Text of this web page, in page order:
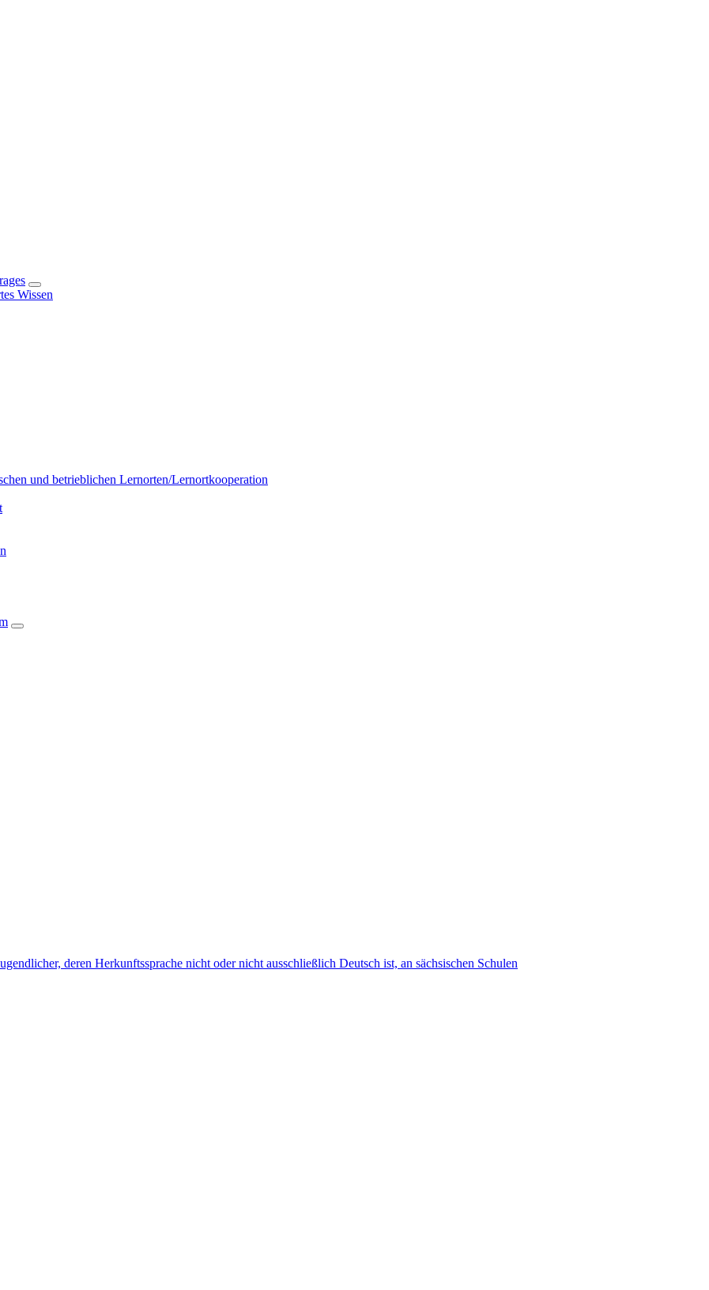
Wissen
und betrieblichen Lernorten/Lernortkooperation
deren Herkunftssprache nicht oder nicht ausschließlich Deutsch ist, an sächsischen Schulen